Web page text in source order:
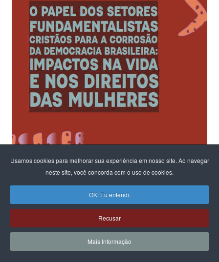
Usamos cookies para melhorar sua experiência em nosso site. Ao navegar
neste site, você concorda com o uso de cookies.
OK! Eu entendi.
Recusar
Mais Informação
Ao fomentar um diálogo sobre os riscos para a democracia e o
Estado Laico
na configuração em andamento no parlamento,
o CFEMEA, convidou ativistas e estudiosas do tema para propor
reflexões
e possíveis brechas para atuação coletiva, visto que o debate